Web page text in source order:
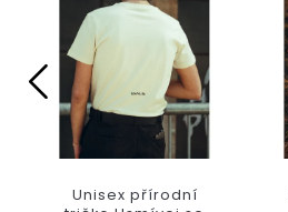
Unisex přírodní